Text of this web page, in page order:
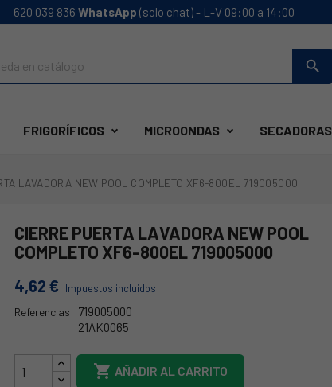
620 039 836 WhatsApp (solo chat) - L-V 09:00 a 14:00
search
FRIGORÍFICOS MICROONDAS SECADORAS
LAVADORA NEW POOL COMPLETO XF6-800EL 719005000
CIERRE PUERTA LAVADORA NEW POOL
COMPLETO XF6-800EL 719005000
4,62 € Impuestos incluidos
Referencias: 719005000
21AK0065
 AÑADIR AL CARRITO